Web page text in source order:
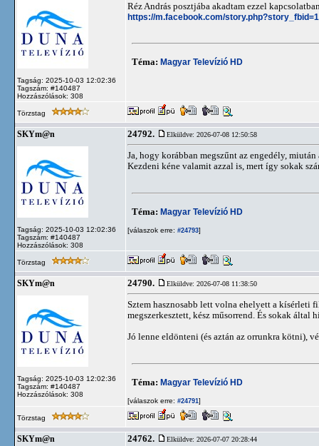
Tagság: 2025-10-03 12:02:36
Tagszám: #140487
Hozzászólások: 308
Réz András posztjába akadtam ezzel
https://m.facebook.com/
Téma: Magyar Televízió HD
Törzstag
SKYm@n
Tagság: 2025-10-03 12:02:36
Tagszám: #140487
Hozzászólások: 308
24792. Elküldve: 2026-07-08 12:50:58
Ja, hogy korábban megszűnt az engedély,
Kezdeni kéne valamit azzal is, mert így sokak
Téma: Magyar Televízió HD
[válaszok erre: #24793]
Törzstag
SKYm@n
Tagság: 2025-10-03 12:02:36
Tagszám: #140487
Hozzászólások: 308
24790. Elküldve: 2026-07-08 11:38:50
Sztem hasznosabb lett volna ehelyett a kísérleti
megszerkesztett, kész műsorrend. És sokak
Jó lenne eldönteni (és aztán az orrunkra kötni),
Téma: Magyar Televízió HD
[válaszok erre: #24791]
Törzstag
SKYm@n 24762. Elküldve: 2026-07-07 20:28:44